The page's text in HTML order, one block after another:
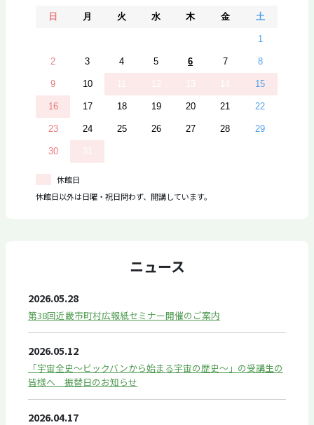
日 月 火 水 木 金 土
1
2 3 4 5 6 7 8
9 10 15
16 17 18 19 20 21 22
23 24 25 26 27 28 29
30
休館日
休館日以外は日曜・祝日問わず、開講しています。
ニュース
2026.05.28
第38回近畿市町村広報紙セミナー開催のご案内
2026.05.12
「宇宙全史～ビックバンから始まる宇宙の歴史～」の受講生の
皆様へ 振替日のお知らせ
2026.04.17